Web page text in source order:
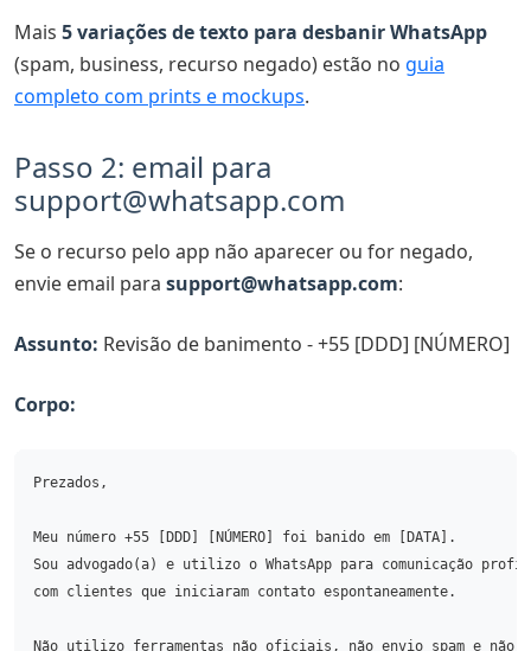
Mais 5 variações de texto para desbanir WhatsApp
(spam, business, recurso negado) estão no guia
completo com prints e mockups.
Passo 2: email para
support@whatsapp.com
Se o recurso pelo app não aparecer ou for negado,
envie email para support@whatsapp.com:
Assunto: Revisão de banimento - +55 [DDD] [NÚMERO]
Corpo:
Prezados,
Meu número +55 [DDD] [NÚMERO] foi banido em [DATA].
Sou advogado(a) e utilizo o WhatsApp para comunicação
com clientes que iniciaram contato espontaneamente.
Não utilizo ferramentas não oficiais, não envio spam e não